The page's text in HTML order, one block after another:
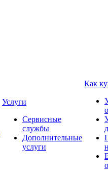
Услуги
Сервисные
службы
Дополнительные
услуги
Как